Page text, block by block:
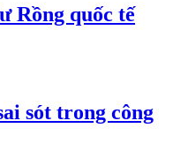
Rồng quốc tế
sót trong công